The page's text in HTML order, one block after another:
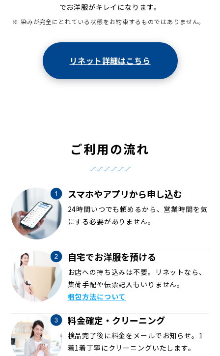
でお洋服がキレイになります。
※ 染みが完全にとれている状態をお約束するものではありません。
リネット詳細はこちら
ご利用の流れ
スマホやアプリから申し込む
24時間いつでも頼めるから、営業時間を気
にする必要がありません。
自宅でお洋服を預ける
お店への持ち込みは不要。リネットなら、
集荷手配や伝票記入もいりません。
梱包方法について
料金確定・クリーニング
検品完了後に料金をメールでお知らせ。1
着1着丁寧にクリーニングいたします。